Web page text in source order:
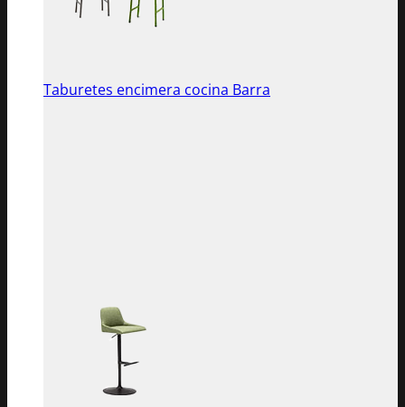
Taburetes encimera cocina Barra